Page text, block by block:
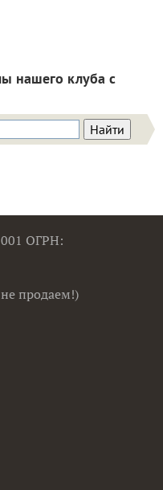
нашего клуба с
ОГРН:
продаем!)